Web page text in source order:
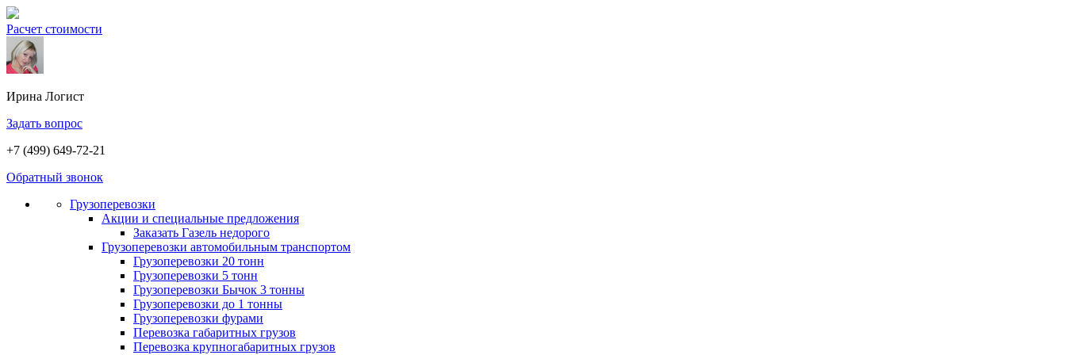
Расчет стоимости
Ирина Логист
Задать вопрос
+7 (499) 649-72-21
Обратный звонок
Грузоперевозки
Акции и специальные предложения
Заказать Газель недорого
Грузоперевозки автомобильным транспортом
Грузоперевозки 20 тонн
Грузоперевозки 5 тонн
Грузоперевозки Бычок 3 тонны
Грузоперевозки до 1 тонны
Грузоперевозки фурами
Перевозка габаритных грузов
Перевозка крупногабаритных грузов